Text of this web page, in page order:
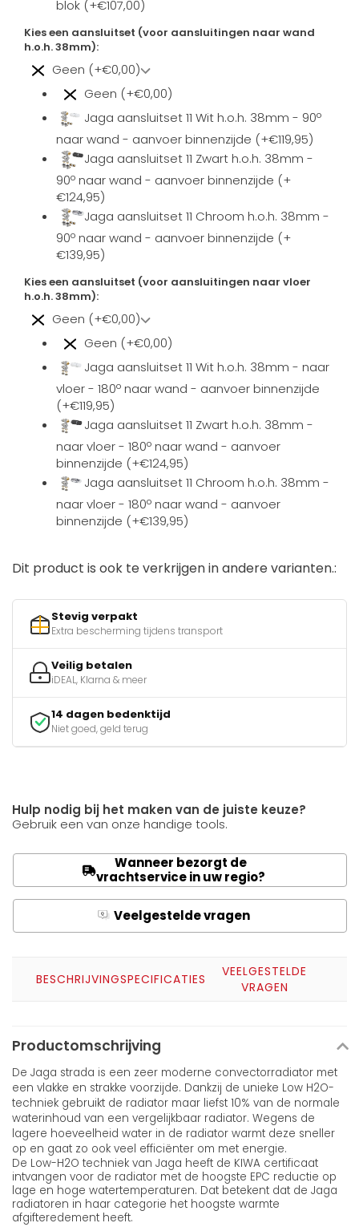
blok (+€107,00)
Kies een aansluitset (voor aansluitingen naar wand
h.o.h. 38mm):
Geen (+€0,00)
Geen (+€0,00)
Jaga aansluitset 11 Wit h.o.h. 38mm - 90º
naar wand - aanvoer binnenzijde (+€119,95)
Jaga aansluitset 11 Zwart h.o.h. 38mm -
90º naar wand - aanvoer binnenzijde (+
€124,95)
Jaga aansluitset 11 Chroom h.o.h. 38mm -
90º naar wand - aanvoer binnenzijde (+
€139,95)
Kies een aansluitset (voor aansluitingen naar vloer
h.o.h. 38mm):
Geen (+€0,00)
Geen (+€0,00)
Jaga aansluitset 11 Wit h.o.h. 38mm - naar
vloer - 180º naar wand - aanvoer binnenzijde
(+€119,95)
Jaga aansluitset 11 Zwart h.o.h. 38mm -
naar vloer - 180º naar wand - aanvoer
binnenzijde (+€124,95)
Jaga aansluitset 11 Chroom h.o.h. 38mm -
naar vloer - 180º naar wand - aanvoer
binnenzijde (+€139,95)
Dit product is ook te verkrijgen in andere varianten.:
Stevig verpakt
Extra bescherming tijdens transport
Veilig betalen
iDEAL, Klarna & meer
14 dagen bedenktijd
Niet goed, geld terug
Hulp nodig bij het maken van de juiste keuze?
Gebruik een van onze handige tools.
Wanneer bezorgt de
vrachtservice in uw regio?
Q Veelgestelde vragen
BESCHRIJVINGSPECIFICATIES
VEELGESTELDE
VRAGEN
Productomschrijving
De Jaga strada is een zeer moderne convectorradiator met
een vlakke en strakke voorzijde. Dankzij de unieke Low H2O-
techniek gebruikt de radiator maar liefst 10% van de normale
waterinhoud van een vergelijkbaar radiator. Wegens de
lagere hoeveelheid water in de radiator warmt deze sneller
op en gaat zo ook veel efficiënter om met energie.
De Low-H2O techniek van Jaga heeft de KIWA certificaat
intvangen voor de radiator met de hoogste EPC reductie op
lage en hoge watertemperaturen. Dat betekent dat de Jaga
radiatoren in haar categorie het hoogste warmte
afgifteredement heeft.